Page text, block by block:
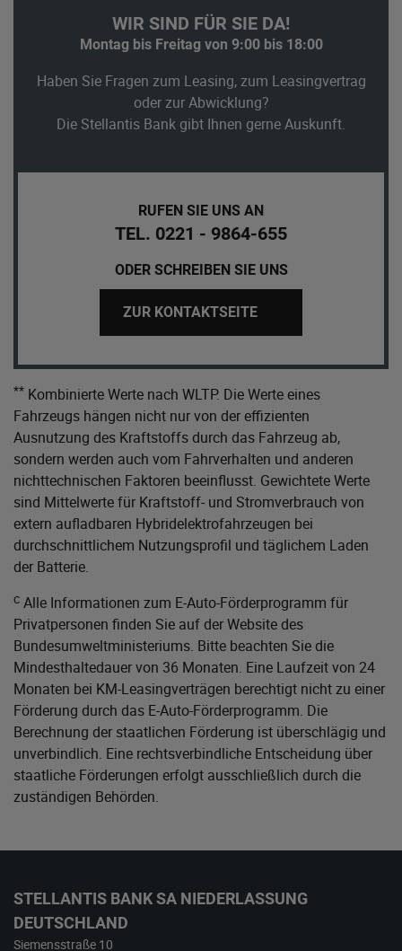
WIR SIND FÜR SIE DA!
Montag bis Freitag von 9:00 bis 18:00
Haben Sie Fragen zum Leasing, zum Leasingvertrag
oder zur Abwicklung?
Die Stellantis Bank gibt Ihnen gerne Auskunft.
RUFEN SIE UNS AN
TEL. 0221 - 9864-655
ODER SCHREIBEN SIE UNS
ZUR KONTAKTSEITE
** Kombinierte Werte nach WLTP. Die Werte eines
Fahrzeugs hängen nicht nur von der effizienten
Ausnutzung des Kraftstoffs durch das Fahrzeug ab,
sondern werden auch vom Fahrverhalten und anderen
nichttechnischen Faktoren beeinflusst. Gewichtete Werte
sind Mittelwerte für Kraftstoff- und Stromverbrauch von
extern aufladbaren Hybridelektrofahrzeugen bei
durchschnittlichem Nutzungsprofil und täglichem Laden
der Batterie.
c Alle Informationen zum E-Auto-Förderprogramm für
Privatpersonen finden Sie auf der Website des
Bundesumweltministeriums. Bitte beachten Sie die
Mindesthaltedauer von 36 Monaten. Eine Laufzeit von 24
Monaten bei KM-Leasingverträgen berechtigt nicht zu einer
Förderung durch das E-Auto-Förderprogramm. Die
Berechnung der staatlichen Förderung ist überschlägig und
unverbindlich. Eine rechtsverbindliche Entscheidung über
staatliche Förderungen erfolgt ausschließlich durch die
zuständigen Behörden.
STELLANTIS BANK SA NIEDERLASSUNG
DEUTSCHLAND
Siemensstraße 10